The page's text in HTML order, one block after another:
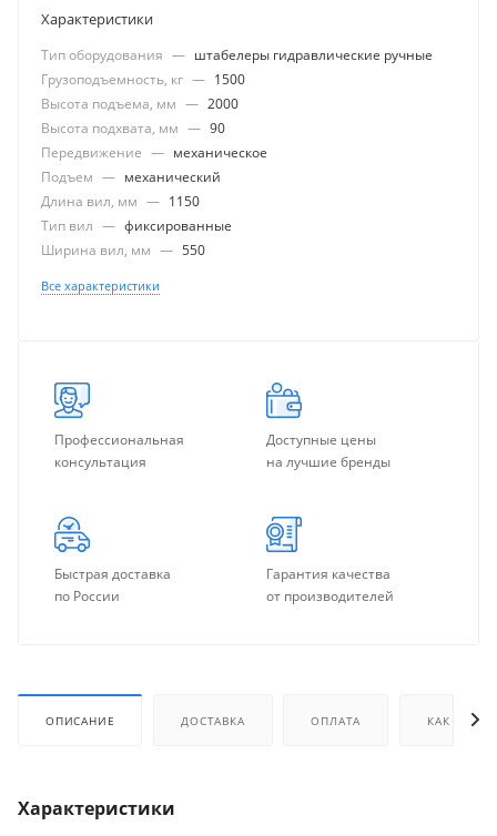
Характеристики
Тип оборудования — штабелеры гидравлические ручные
Грузоподъемность, кг — 1500
Высота подъема, мм — 2000
Высота подхвата, мм — 90
Передвижение — механическое
Подъем — механический
Длина вил, мм — 1150
Тип вил — фиксированные
Ширина вил, мм — 550
Все характеристики
Профессиональная
консультация
Доступные цены
на лучшие бренды
Быстрая доставка
по России
Гарантия качества
от производителей
ОПИСАНИЕ ДОСТАВКА ОПЛАТА КАК
Характеристики